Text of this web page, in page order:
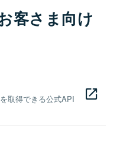
客さま向け
取得できる公式API